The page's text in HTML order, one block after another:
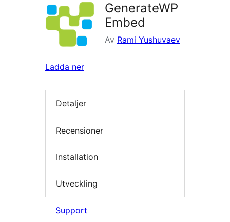
GenerateWP
Embed
Av Rami Yushuvaev
Ladda ner
Detaljer
Recensioner
Installation
Utveckling
Support